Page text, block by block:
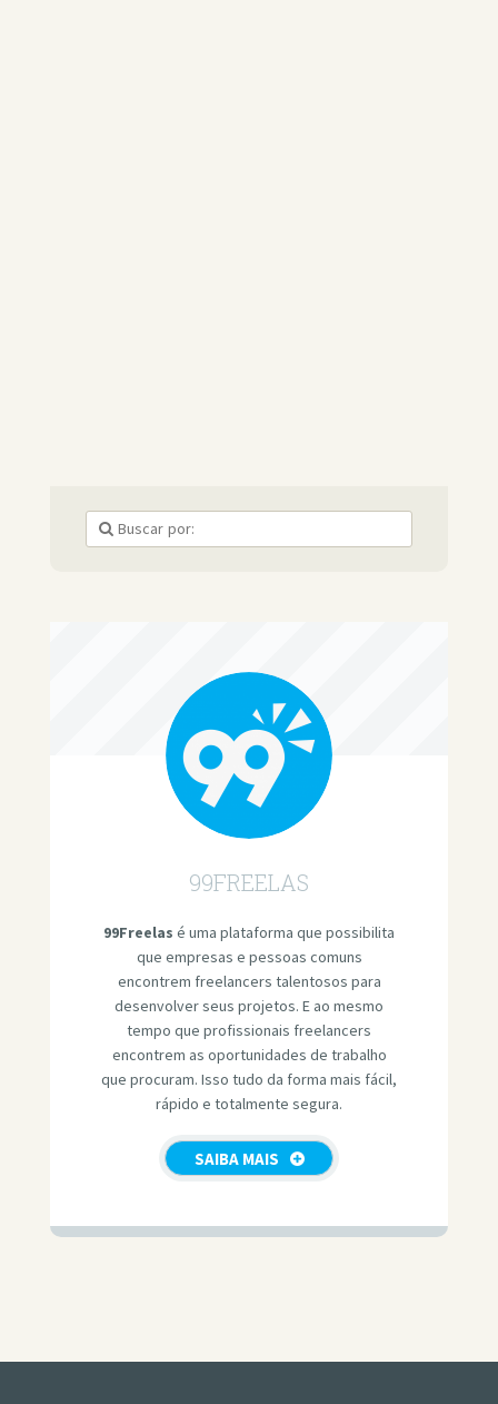
99FREELAS
99Freelas é uma plataforma que possibilita
que empresas e pessoas comuns
encontrem freelancers talentosos para
desenvolver seus projetos. E ao mesmo
tempo que profissionais freelancers
encontrem as oportunidades de trabalho
que procuram. Isso tudo da forma mais fácil,
rápido e totalmente segura.
SAIBA MAIS